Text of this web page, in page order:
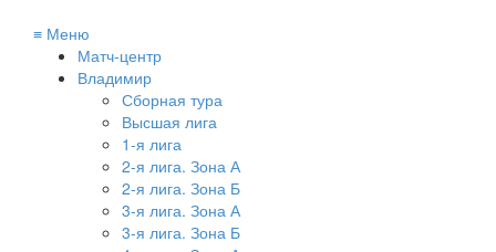
≡ Меню
Матч-центр
Владимир
Сборная тура
Высшая лига
1-я лига
2-я лига. Зона А
2-я лига. Зона Б
3-я лига. Зона А
3-я лига. Зона Б